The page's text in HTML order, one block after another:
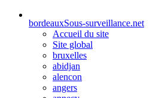
bordeauxSous-surveillance.net
Accueil du site
Site global
bruxelles
abidjan
alencon
angers